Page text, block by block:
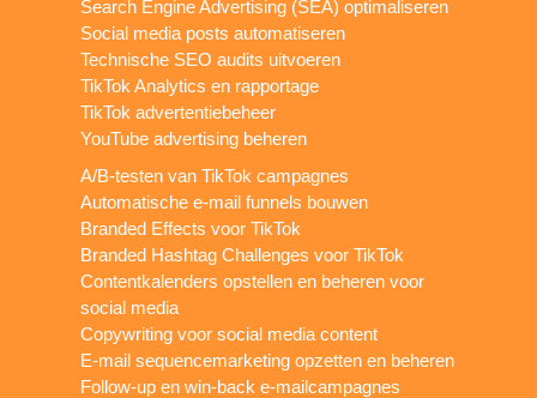
Search Engine Advertising (SEA) optimaliseren
Social media posts automatiseren
Technische SEO audits uitvoeren
TikTok Analytics en rapportage
TikTok advertentiebeheer
YouTube advertising beheren
A/B-testen van TikTok campagnes
Automatische e-mail funnels bouwen
Branded Effects voor TikTok
Branded Hashtag Challenges voor TikTok
Contentkalenders opstellen en beheren voor
social media
Copywriting voor social media content
E-mail sequencemarketing opzetten en beheren
Follow-up en win-back e-mailcampagnes